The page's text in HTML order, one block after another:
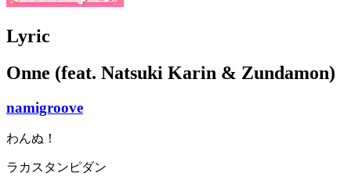
Lyric
Onne (feat. Natsuki Karin & Zundamon)
namigroove
わんぬ！
ラカスタンピダン